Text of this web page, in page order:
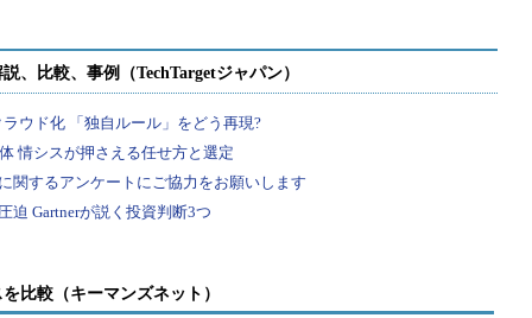
比較（キーマンズネット）